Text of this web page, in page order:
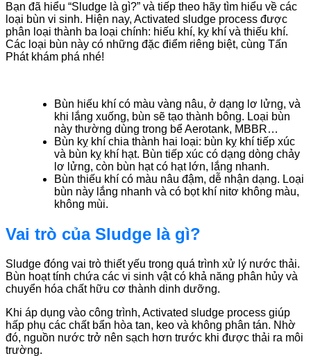
Bạn đã hiểu “Sludge là gì?” và tiếp theo hãy tìm hiểu về các
loại bùn vi sinh. Hiện nay, Activated sludge process được
phân loại thành ba loại chính: hiếu khí, kỵ khí và thiếu khí.
Các loại bùn này có những đặc điểm riêng biệt, cùng Tấn
Phát khám phá nhé!
Bùn hiếu khí có màu vàng nâu, ở dạng lơ lửng, và
khi lắng xuống, bùn sẽ tạo thành bông. Loại bùn
này thường dùng trong bể Aerotank, MBBR…
Bùn kỵ khí chia thành hai loại: bùn kỵ khí tiếp xúc
và bùn kỵ khí hạt. Bùn tiếp xúc có dạng dòng chảy
lơ lửng, còn bùn hạt có hạt lớn, lắng nhanh.
Bùn thiếu khí có màu nâu đậm, dễ nhận dạng. Loại
bùn này lắng nhanh và có bọt khí nitơ không màu,
không mùi.
Vai trò của Sludge là gì?
Sludge đóng vai trò thiết yếu trong quá trình xử lý nước thải.
Bùn hoạt tính chứa các vi sinh vật có khả năng phân hủy và
chuyển hóa chất hữu cơ thành dinh dưỡng.
Khi áp dụng vào công trình, Activated sludge process giúp
hấp phụ các chất bẩn hòa tan, keo và không phân tán. Nhờ
đó, nguồn nước trở nên sạch hơn trước khi được thải ra môi
trường.